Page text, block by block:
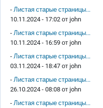
- Листая старые страницы...
10.11.2024 - 17:02 от john
- Листая старые страницы...
10.11.2024 - 16:59 от john
- Листая старые страницы...
03.11.2024 - 18:47 от john
- Листая старые страницы...
26.10.2024 - 08:08 от john
- Листая старые страницы...